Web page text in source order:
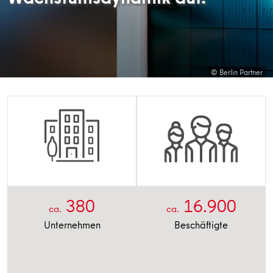
© Berlin Partner
ca. 380
Unternehmen
ca. 16.900
Beschäftigte